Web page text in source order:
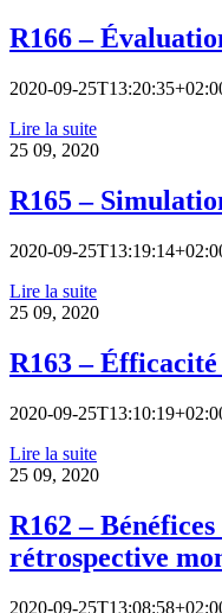
R166 –
2020-09-
Lire la suite
25 09, 2020
R165 –
2020-09-
Lire la suite
25 09, 2020
R163 –
2020-09-
Lire la suite
25 09, 2020
R162 –
rétrospective
2020-09-